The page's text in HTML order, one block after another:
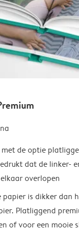
de optie
dat de linker-
overlopen
papier is dikker dan
Platliggend
of voor een mooie